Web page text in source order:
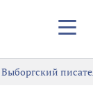
меню